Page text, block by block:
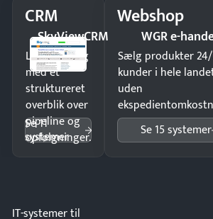
CRM
SkyViewCRM
Luk flere salg
med et
struktureret
overblik over
pipeline og
opfølgninger.
Se 11
systemer
Webshop
WGR e-
Sælg produkter
kunder i hele
uden
Se 15 systemer
IT-systemer til